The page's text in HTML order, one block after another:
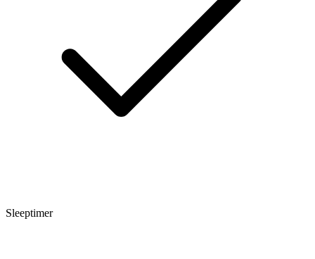
Sleeptimer